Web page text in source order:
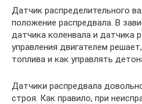
Датчик распределительного
положение распредвала. В
датчика коленвала и датчика
управления двигателем
топлива и как управлять
Датчики распредвала
строя. Как правило, при